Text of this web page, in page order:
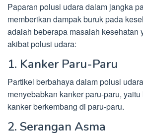
Paparan polusi udara dalam jangka
memberikan dampak buruk pada
adalah beberapa masalah kesehatan
akibat polusi udara:
1. Kanker Paru-Paru
Partikel berbahaya dalam polusi
menyebabkan kanker paru-paru,
kanker berkembang di paru-paru.
2. Serangan Asma